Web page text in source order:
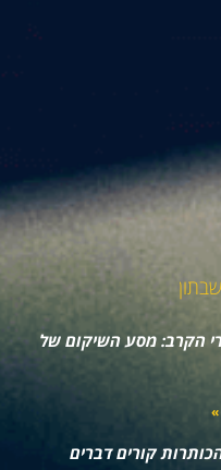
הקרב: מסע השיקום של
קורים דברים